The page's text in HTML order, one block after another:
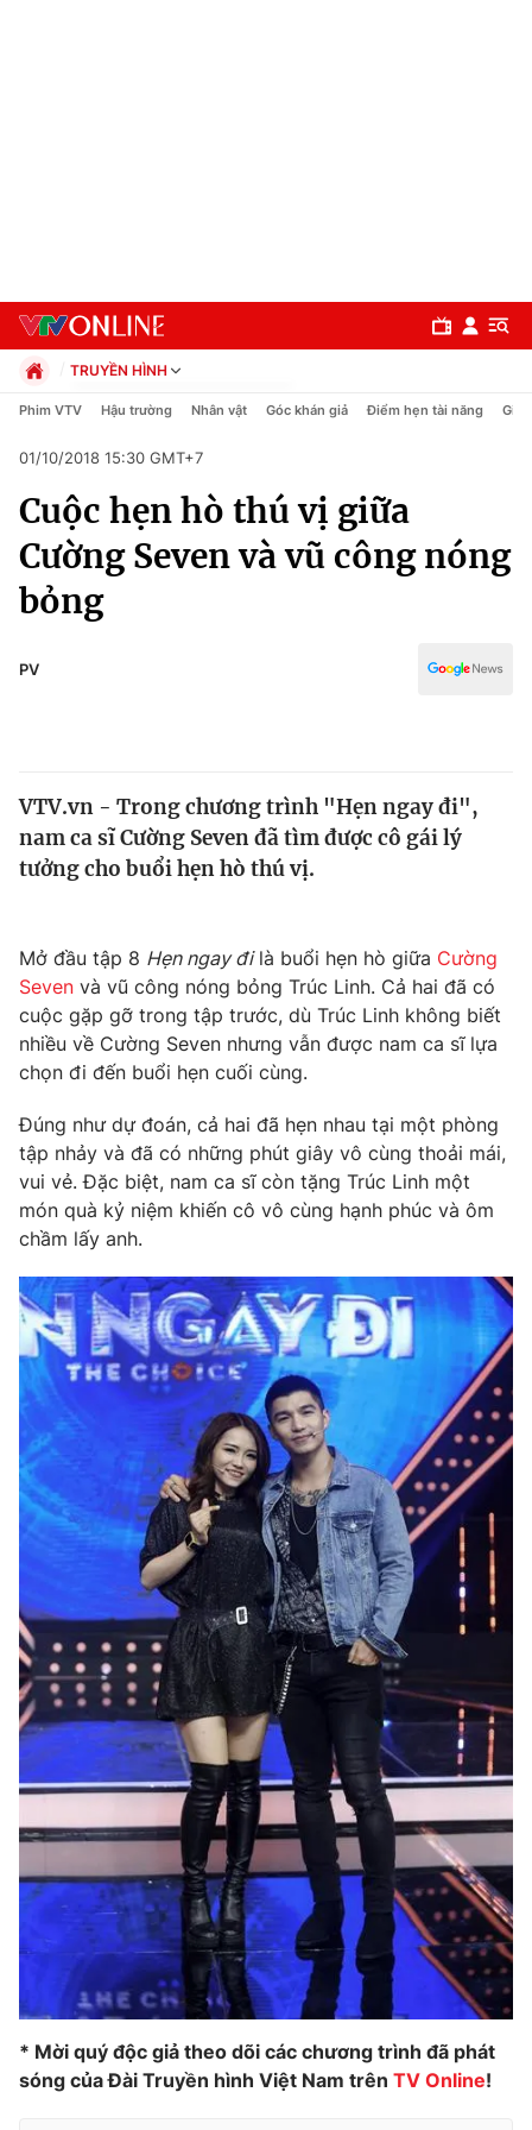
Chuyên mục
Chính trị
Xã hội
Pháp luật
Thế giới
Tin tức
Câu chuyện quốc tế
Kinh tế
Thị trường
Góc doanh nghiệp
Dữ liệu và đời sống
Truyền hình
Phim VTV
Hậu trường
Nhân vật
Khán giả
Giải trí
Điện ảnh
Âm nhạc
Sao
Đời sống
Du lịch
Làm đẹp
Chất lượng cuộc sống
Giáo dục
Tuyển sinh
Học trực tuyến
Công nghệ
Hitech Công nghệ tương lai
Sản phẩm
Thị trường
Tư vấn
Giao lưu trực tuyến
Lịch phát sóng
Chuyên mục khác
Podcast
Photo Infographic
Video Shorts video
VTV Money VTV Thể thao
VTV Sức khoẻ Bất động sản
Thị trường 24h Tấm lòng Việt
VTV4 Vươn mình bằng AI
VTV9 VTV8
TRUYỀN HÌNH
Chính trị
Pháp luật
Kinh tế
Thể thao
Truyền hình
Văn hóa - Giải trí
Y tế
Phim VTV Hậu trường Nhân vật Góc khán giả Điểm hẹn tài năng Giải
01/10/2018 15:30 GMT+7
Cuộc hẹn hò thú vị giữa
Cường Seven và vũ công nóng
bỏng
PV
VTV.vn - Trong chương trình "Hẹn ngay đi",
nam ca sĩ Cường Seven đã tìm được cô gái lý
tưởng cho buổi hẹn hò thú vị.
Mở đầu tập 8 Hẹn ngay đilà buổi hẹn hò giữa Cường
Seven và vũ công nóng bỏng Trúc Linh. Cả hai đã có
cuộc gặp gỡ trong tập trước, dù Trúc Linh không biết
nhiều về Cường Seven nhưng vẫn được nam ca sĩ lựa
chọn đi đến buổi hẹn cuối cùng.
Đúng như dự đoán, cả hai đã hẹn nhau tại một phòng
tập nhảy và đã có những phút giây vô cùng thoải mái,
vui vẻ. Đặc biệt, nam ca sĩ còn tặng Trúc Linh một
món quà kỷ niệm khiến cô vô cùng hạnh phúc và ôm
chầm lấy anh.
* Mời quý độc giả theo dõi các chương trình đã phát
sóng của Đài Truyền hình Việt Nam trên TV Online!